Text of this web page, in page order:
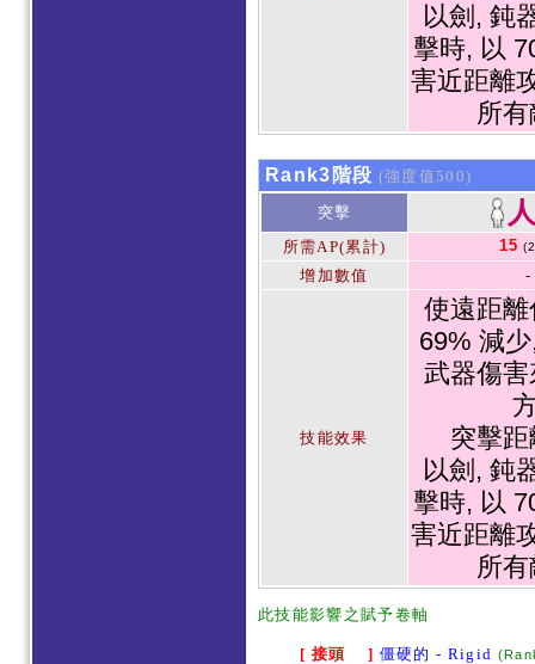
以劍, 鈍
擊時, 以
害近距離
所
Rank3階段 (強度值500)
突擊
所需AP(累計) 15
增加數值 -
技能效果
使遠距
69% 減
武器傷
突擊
以劍, 鈍
擊時, 以
害近距離
所
此技能影響之賦予卷軸
[ 接頭 ] 僵硬的 - Rigid